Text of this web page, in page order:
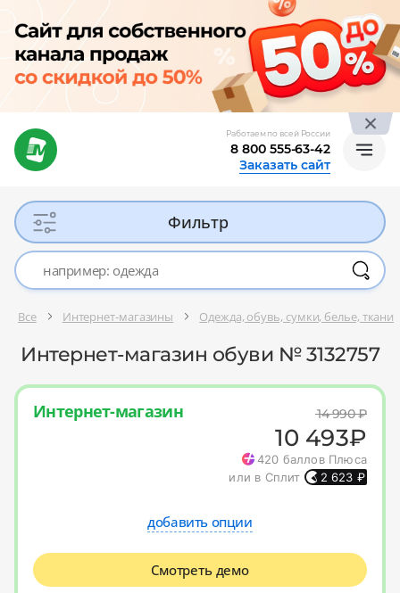
Работаем по всей России
8 800 555-63-42
Заказать сайт
Фильтр
Все Интернет-магазины Одежда, обувь, сумки, белье, ткани
Интернет-магазин обуви № 3132757
Интернет-магазин 14 990₽
10 493₽
420 баллов Плюса
или в Сплит
2 623 ₽
добавить опции
Смотреть демо